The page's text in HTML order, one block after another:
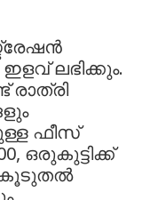
ലഭിക്കും.
രാത്രി
ഫീസ്
ഒരുകുട്ടിക്ക്
കൂടുതല്‍